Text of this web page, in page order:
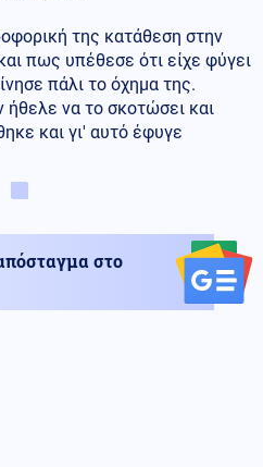
της κατάθεση στην
πως υπέθεσε ότι είχε φύγει
πάλι το όχημα της.
ήθελε να το σκοτώσει και
και γι' αυτό έφυγε
στο